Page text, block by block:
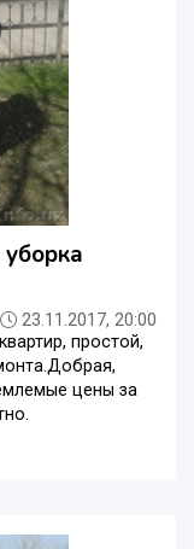
23.11.2017, 20:00
простой,
цены за